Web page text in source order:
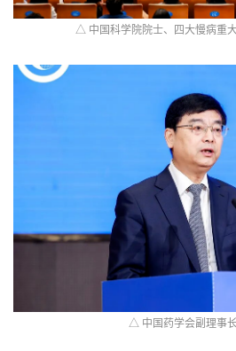
△ 中国科学院院士、四大慢病重
△ 中国药学会副理事